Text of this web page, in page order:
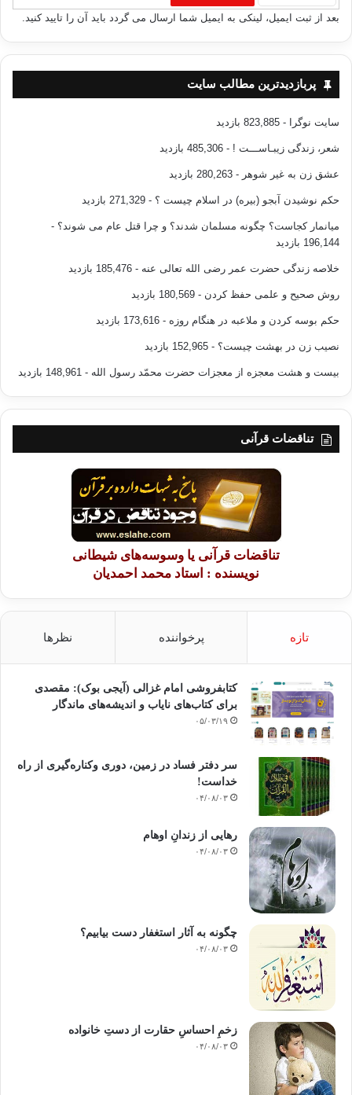
بعد از ثبت ایمیل، لینکی به ایمیل شما ارسال می گردد باید آن را تایید کنید.
پربازدیدترین مطالب سایت
سایت نوگرا - 823,885 بازدید
شعر، زندگی زیبـاســـت ! - 485,306 بازدید
عشق زن به غیر شوهر - 280,263 بازدید
حکم نوشیدن آبجو (بیره) در اسلام چیست ؟ - 271,329 بازدید
میانمار کجاست؟ چگونه مسلمان شدند؟ و چرا قتل عام می شوند؟ -
196,144 بازدید
خلاصه زندگی حضرت عمر رضی الله تعالی عنه - 185,476 بازدید
روش صحیح و علمی حفظ کردن - 180,569 بازدید
حکم بوسه کردن و ملاعبه در هنگام روزه - 173,616 بازدید
نصیب زن در بهشت چیست؟ - 152,965 بازدید
بیست و هشت معجزه از معجزات حضرت محمّد رسول الله - 148,961 بازدید
تناقضات قرآنی
تناقضات قرآنی یا وسوسه‌های شیطانی
نویسنده : استاد محمد احمدیان
تازه پرخواننده نظرها
کتابفروشی امام غزالی (آیجی بوک): مقصدی
برای کتاب‌های نایاب و اندیشه‌های ماندگار
۰۵/۰۳/۱۹
سر دفتر فساد در زمین‌، دوری وکناره‌گیری از راه
خداست‌!
۰۴/۰۸/۰۳
رهایی از زندانِ اوهام
۰۴/۰۸/۰۳
چگونه به آثار استغفار دست بیابیم؟
۰۴/۰۸/۰۳
زخمِ احساسِ حقارت از دستِ خانواده
۰۴/۰۸/۰۳